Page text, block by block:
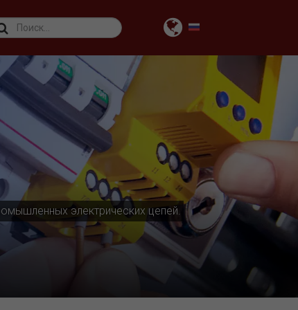
электрических цепей.